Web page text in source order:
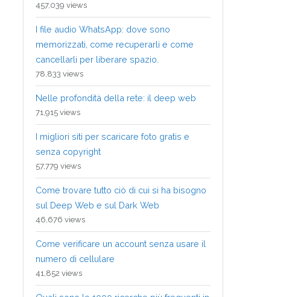
457,039 views
I file audio WhatsApp: dove sono
memorizzati, come recuperarli e come
cancellarli per liberare spazio.
78,833 views
Nelle profondità della rete: il deep web
71,915 views
I migliori siti per scaricare foto gratis e
senza copyright
57,779 views
Come trovare tutto ciò di cui si ha bisogno
sul Deep Web e sul Dark Web
46,676 views
Come verificare un account senza usare il
numero di cellulare
41,852 views